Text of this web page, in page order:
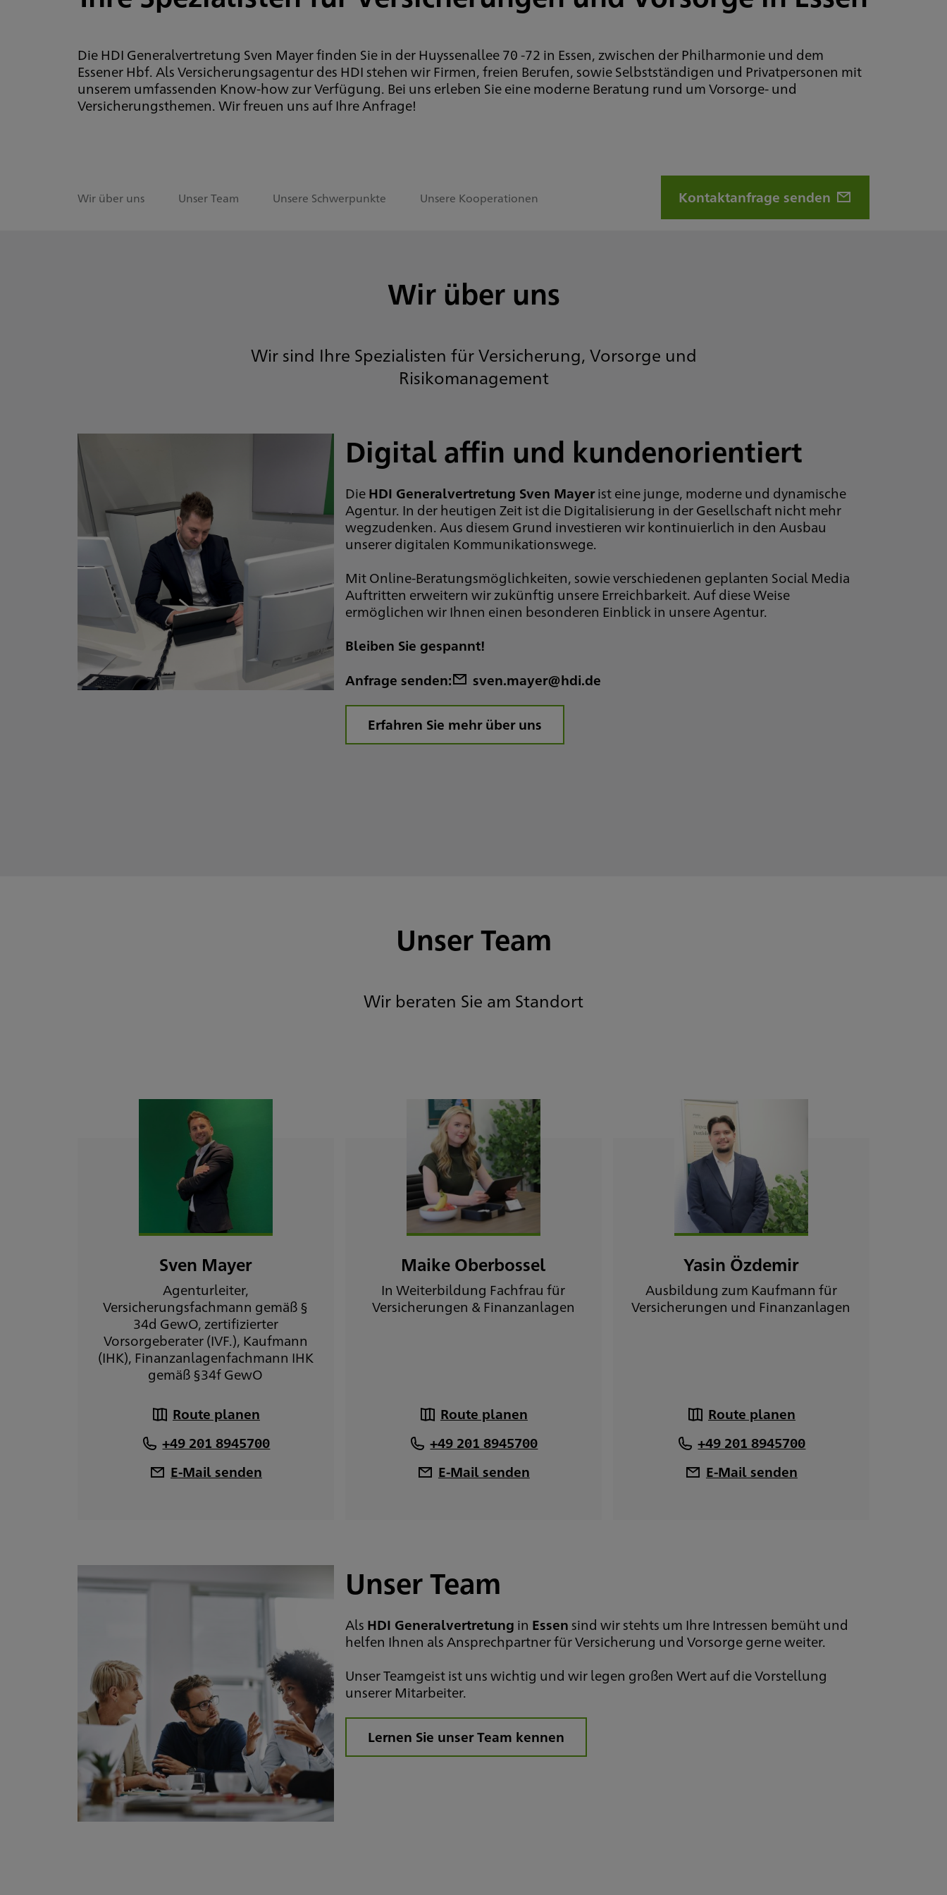
Die HDI Generalvertretung Sven Mayer finden Sie in der Huyssenallee 70 -72 in Essen, zwischen der Philharmonie und dem
Essener Hbf. Als Versicherungsagentur des HDI stehen wir Firmen, freien Berufen, sowie Selbstständigen und Privatpersonen mit
unserem umfassenden Know-how zur Verfügung. Bei uns erleben Sie eine moderne Beratung rund um Vorsorge- und
Versicherungsthemen. Wir freuen uns auf Ihre Anfrage!
Wir über uns Unser Team Unsere Schwerpunkte Unsere Kooperationen Kontaktanfrage senden
Wir über uns
Wir sind Ihre Spezialisten für Versicherung, Vorsorge und
Risikomanagement
Digital affin und kundenorientiert
DieHDI Generalvertretung Sven Mayerist eine junge, moderne und dynamische
Agentur. In der heutigen Zeit ist die Digitalisierung in der Gesellschaft nicht mehr
wegzudenken. Aus diesem Grund investieren wir kontinuierlich in den Ausbau
unserer digitalen Kommunikationswege.
Mit Online-Beratungsmöglichkeiten, sowie verschiedenen geplanten Social Media
Auftritten erweitern wir zukünftig unsere Erreichbarkeit. Auf diese Weise
ermöglichen wir Ihnen einen besonderen Einblick in unsere Agentur.
Bleiben Sie gespannt!
Anfrage senden:
sven.mayer@hdi.de
Erfahren Sie mehr über uns
Unser Team
Wir beraten Sie am Standort
Sven Mayer
Agenturleiter,
Versicherungsfachmann gemäß §
34d GewO, zertifizierter
Vorsorgeberater (IVF.), Kaufmann
(IHK), Finanzanlagenfachmann IHK
gemäß §34f GewO
Route planen
+49 201 8945700
E-Mail senden
Maike Oberbossel
In Weiterbildung Fachfrau für
Versicherungen & Finanzanlagen
Route planen
+49 201 8945700
E-Mail senden
Yasin Özdemir
Ausbildung zum Kaufmann für
Versicherungen und Finanzanlagen
Route planen
+49 201 8945700
E-Mail senden
Unser Team
Als HDI Generalvertretung in Essen sind wir stehts um Ihre Intressen bemüht und
helfen Ihnen als Ansprechpartner für Versicherung und Vorsorge gerne weiter.
Unser Teamgeist ist uns wichtig und wir legen großen Wert auf die Vorstellung
unserer Mitarbeiter.
Lernen Sie unser Team kennen